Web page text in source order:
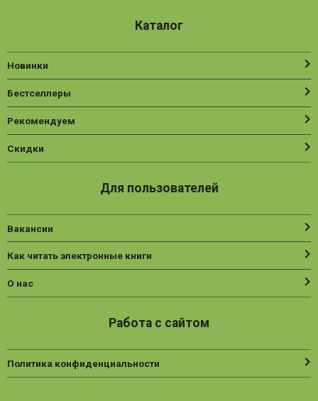
Каталог
Новинки
Бестселлеры
Рекомендуем
Скидки
Для пользователей
Вакансии
Как читать электронные книги
О нас
Работа с сайтом
Политика конфиденциальности